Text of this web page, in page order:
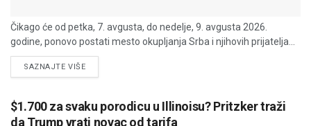
Čikago će od petka, 7. avgusta, do nedelje, 9. avgusta 2026.
godine, ponovo postati mesto okupljanja Srba i njihovih prijatelja...
SAZNAJTE VIŠEDETAILS
$1.700 za svaku porodicu u Illinoisu? Pritzker traži
da Trump vrati novac od tarifa